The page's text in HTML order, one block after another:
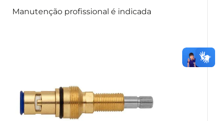
Manutenção profissional é indicada